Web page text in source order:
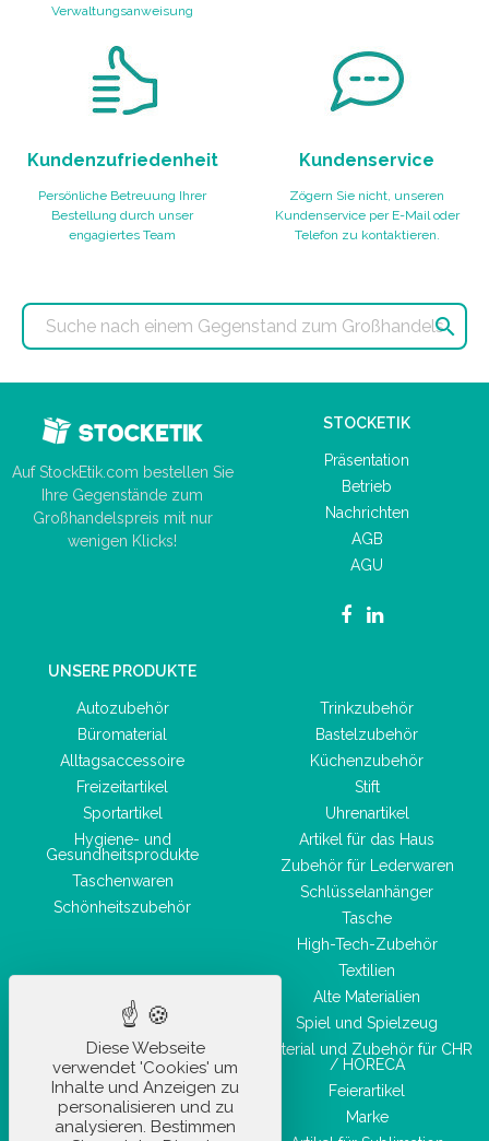
Verwaltungsanweisung
Kundenzufriedenheit
Persönliche Betreuung Ihrer
Bestellung durch unser
engagiertes Team
Kundenservice
Zögern Sie nicht, unseren
Kundenservice per E-Mail oder
Telefon zu kontaktieren.

Auf StockEtik.com bestellen Sie
Ihre Gegenstände zum
Großhandelspreis mit nur
wenigen Klicks!
STOCKETIK
Präsentation
Betrieb
Nachrichten
AGB
AGU
UNSERE PRODUKTE
Autozubehör
Büromaterial
Alltagsaccessoire
Freizeitartikel
Sportartikel
Hygiene- und
Gesundheitsprodukte
Taschenwaren
Schönheitszubehör
Trinkzubehör
Bastelzubehör
Küchenzubehör
Stift
Uhrenartikel
Artikel für das Haus
Zubehör für Lederwaren
Schlüsselanhänger
Tasche
High-Tech-Zubehör
Textilien
Alte Materialien
Spiel und Spielzeug
Material und Zubehör für CHR
/ HORECA
Feierartikel
Marke
Diese Webseite
verwendet 'Cookies' um
Inhalte und Anzeigen zu
personalisieren und zu
analysieren. Bestimmen